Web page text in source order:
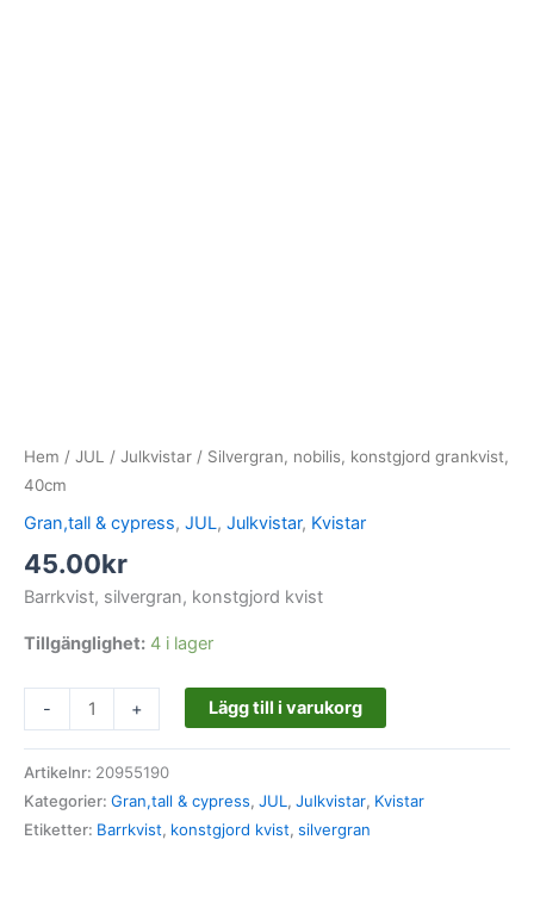
Hem / JUL / Julkvistar / Silvergran, nobilis, konstgjord grankvist,
40cm
Gran,tall & cypress, JUL, Julkvistar, Kvistar
45.00kr
Barrkvist, silvergran, konstgjord kvist
Tillgänglighet: 4 i lager
- + Lägg till i varukorg
Artikelnr: 20955190
Kategorier: Gran,tall & cypress, JUL , Julkvistar, Kvistar
Etiketter: Barrkvist, konstgjord kvist, silvergran